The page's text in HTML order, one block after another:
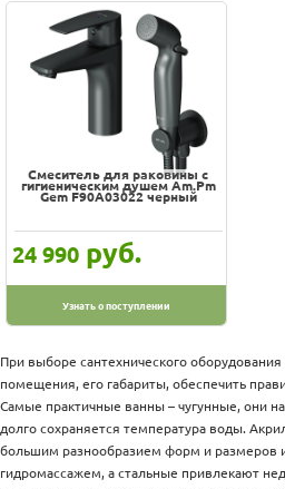
Смеситель для раковины с
гигиеническим душем Am.Pm
Gem F90A03022 черный
24 990 руб.
Узнать о поступлении
При выборе сантехнического
помещения, его габариты, обеспечить
Самые практичные ванны – чугунные, они
долго сохраняется температура воды.
большим разнообразием форм и размеров
гидромассажем, а стальные привлекают